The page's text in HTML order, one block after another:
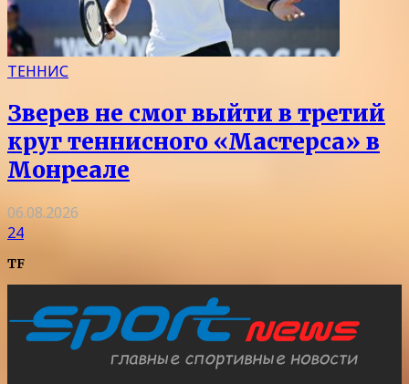
ТЕННИС
Зверев не смог выйти в третий
круг теннисного «Мастерса» в
Монреале
06.08.2026
24
TF